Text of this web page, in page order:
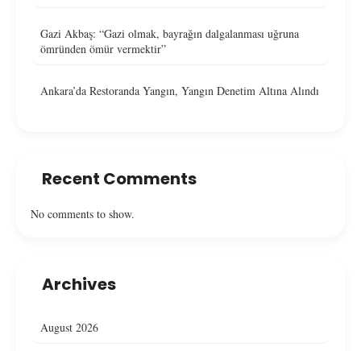
Gazi Akbaş: “Gazi olmak, bayrağın dalgalanması uğruna
ömründen ömür vermektir”
Ankara’da Restoranda Yangın, Yangın Denetim Altına Alındı
Recent Comments
No comments to show.
Archives
August 2026